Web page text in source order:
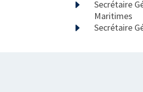
E
Secrétaire
Maritimes
E Secrétaire